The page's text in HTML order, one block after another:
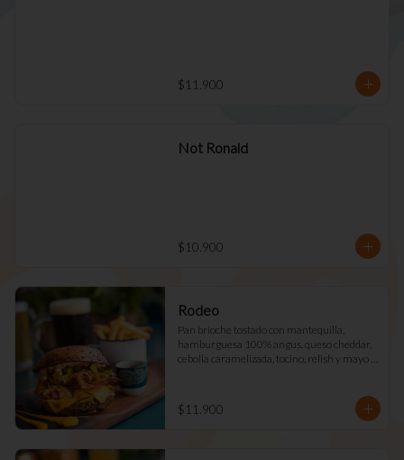
$11.900
Not Ronald
$10.900
Rodeo
Pan brioche tostado con mantequilla,
hamburguesa 100% angus, queso cheddar,
cebolla caramelizada, tocino, relish y mayo
$11.900